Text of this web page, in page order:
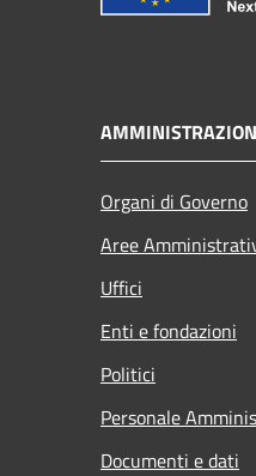
Organi di Governo
Aree
Uffici
Enti e fondazioni
Politici
Personale
Documenti e dati